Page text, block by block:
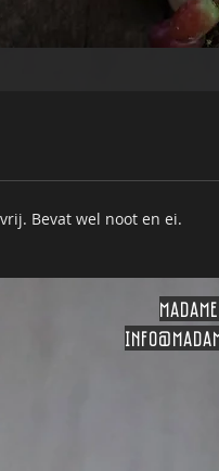
Bevat wel noot en ei.
info